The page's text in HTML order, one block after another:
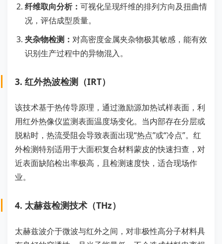
纤维取向分析： 可视化呈现纤维的排列方向及扭曲情
况，评估成型质量。
夹杂物检测： 对高密度金属夹杂物极其敏感，能有效
识别生产过程中的异物混入。
3. 红外热波检测（IRT）
该技术基于热传导原理，通过激励源加热试样表面，利
用红外热像仪监测表面温度场变化。当内部存在分层或
脱粘时，热流受阻会导致表面出现“热点”或“冷点”。红
外检测特别适用于大面积复合材料蒙皮的快速扫查，对
近表面缺陷检出率极高，且检测速度快，适合现场作
业。
4. 太赫兹检测技术（THz）
太赫兹波介于微波与红外之间，对非极性高分子材料具